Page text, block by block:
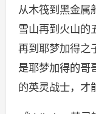
从木筏到黑金属
雪山再到火山的
再到耶梦加得之
是耶梦加得的哥
的英灵战士，才